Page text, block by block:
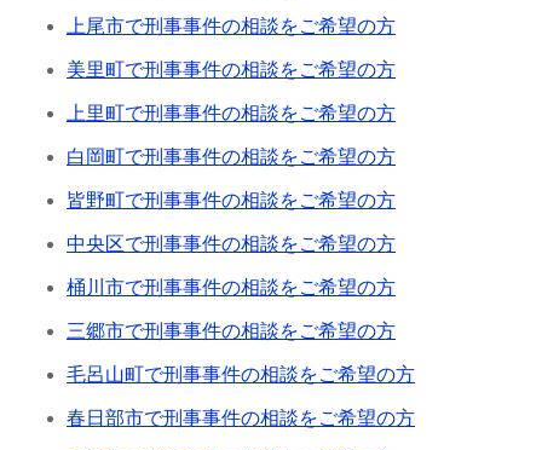
上尾市で刑事事件の相談をご希望の方
美里町で刑事事件の相談をご希望の方
上里町で刑事事件の相談をご希望の方
白岡町で刑事事件の相談をご希望の方
皆野町で刑事事件の相談をご希望の方
中央区で刑事事件の相談をご希望の方
桶川市で刑事事件の相談をご希望の方
三郷市で刑事事件の相談をご希望の方
毛呂山町で刑事事件の相談をご希望の方
春日部市で刑事事件の相談をご希望の方